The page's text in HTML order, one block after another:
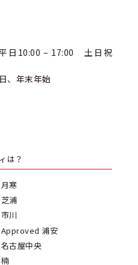
日10:00 – 17:00 土日祝
、年末年始
は？
寒
浦
川
浦安
古屋中央